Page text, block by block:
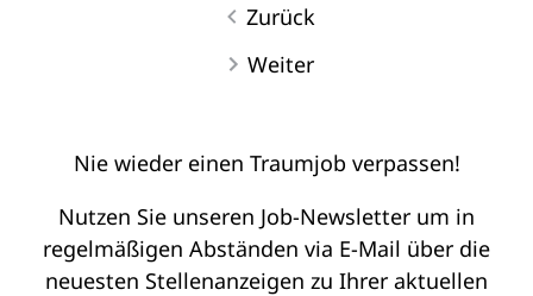
Zurück
Weiter
Nie wieder einen Traumjob verpassen!
Nutzen Sie unseren Job-Newsletter um in
regelmäßigen Abständen via E-Mail über die
neuesten Stellenanzeigen zu Ihrer aktuellen